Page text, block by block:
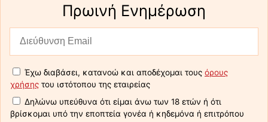
Πρωινή Eνημέρωση
Έχω διαβάσει, κατανοώ και αποδέχομαι τους όρους
χρήσης του ιστότοπου της εταιρείας
Δηλώνω υπεύθυνα ότι είμαι άνω των 18 ετών ή ότι
βρίσκομαι υπό την εποπτεία γονέα ή κηδεμόνα ή επιτρόπου